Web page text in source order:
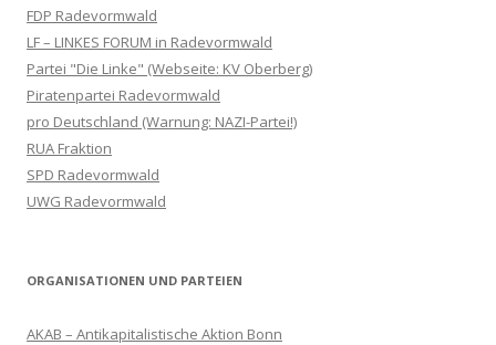
FDP Radevormwald
LF – LINKES FORUM in Radevormwald
Partei "Die Linke" (Webseite: KV Oberberg)
Piratenpartei Radevormwald
pro Deutschland (Warnung: NAZI-Partei!)
RUA Fraktion
SPD Radevormwald
UWG Radevormwald
ORGANISATIONEN UND PARTEIEN
AKAB – Antikapitalistische Aktion Bonn